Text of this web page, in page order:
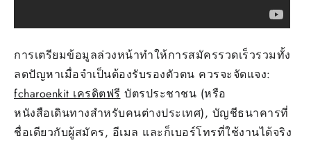
การเตรียมข้อมูลล่วงหน้าทำให้การสมัครรวดเร็วรวมทั้ง
ลดปัญหาเมื่อจำเป็นต้องรับรองตัวตน ควรจะจัดแจง:
fcharoenkit เครดิตฟรี บัตรประชาชน (หรือ
หนังสือเดินทางสำหรับคนต่างประเทศ), บัญชีธนาคารที่
ชื่อเดียวกับผู้สมัคร, อีเมล และก็เบอร์โทรที่ใช้งานได้จริง